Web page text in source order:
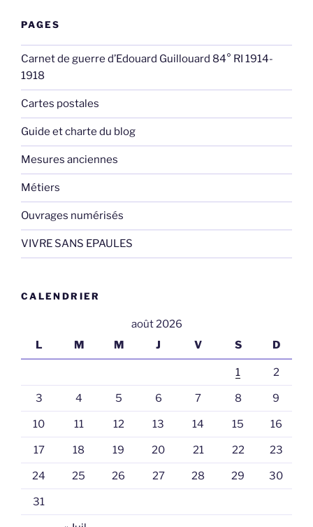
PAGES
Carnet de guerre d’Edouard Guillouard 84° RI 1914-
1918
Cartes postales
Guide et charte du blog
Mesures anciennes
Métiers
Ouvrages numérisés
VIVRE SANS EPAULES
CALENDRIER
août 2026
L
M M J V S D
1 2
3 4 5 6 7 8 9
10 11 12 13 14 15 16
17 18 19 20 21 22 23
24 25 26 27 28 29 30
31